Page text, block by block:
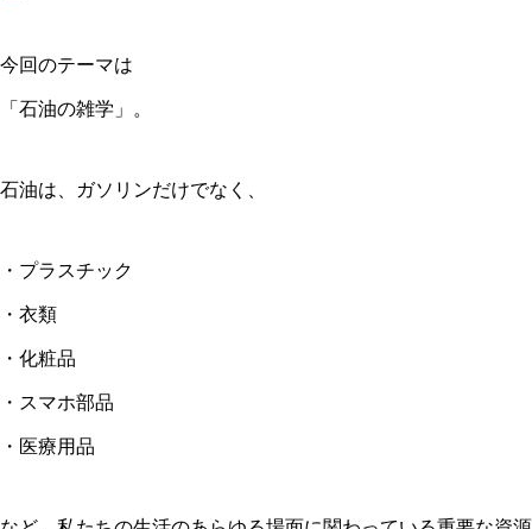
今回のテーマは
「石油の雑学」。
石油は、ガソリンだけでなく、
・プラスチック
・衣類
・化粧品
・スマホ部品
・医療用品